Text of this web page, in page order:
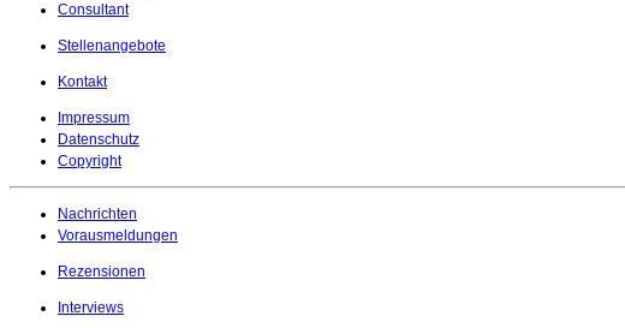
Consultant
Stellenangebote
Kontakt
Impressum
Datenschutz
Copyright
Nachrichten
Vorausmeldungen
Rezensionen
Interviews